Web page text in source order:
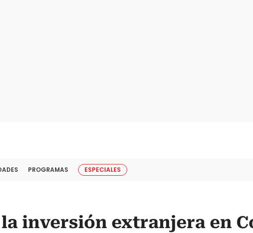
PROGRAMAS ESPECIALES
inversión extranjera en